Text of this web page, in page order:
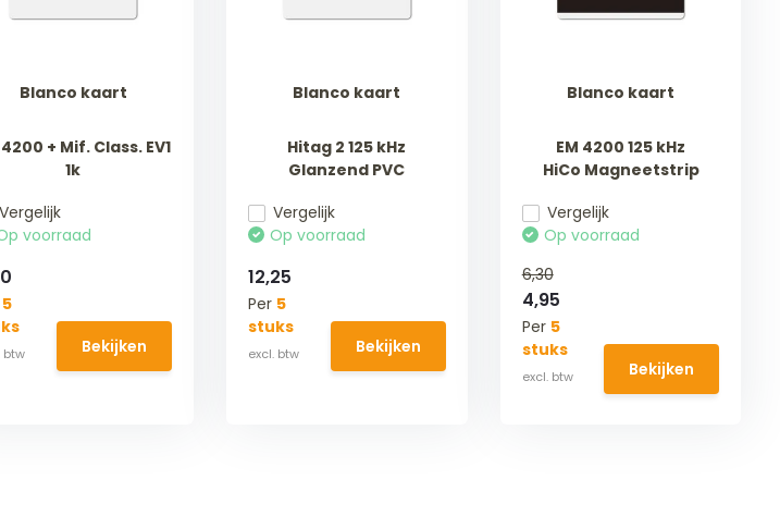
Blanco kaart
4200 + Mif. Class. EV1
1k
Vergelijk
voorraad
5
Bekijken
Blanco kaart
Hitag 2 125 kHz
Glanzend PVC
Vergelijk
Op voorraad
12,25
Per 5
stuks
Bekijken
Blanco kaart
EM 4200 125 kHz
HiCo Magneetstrip
Vergelijk
Op voorraad
6,30
4,95
Per 5
stuks
Bekijken